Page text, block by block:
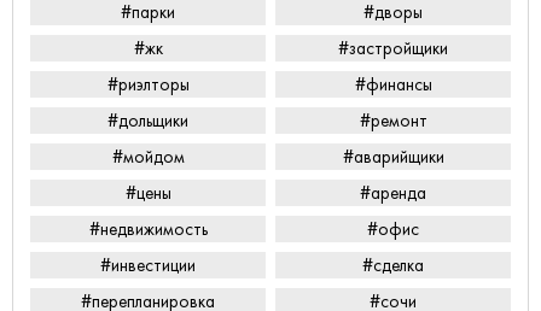
#парки
#дворы
#жк
#застройщики
#риэлторы
#финансы
#дольщики
#ремонт
#мойдом
#аварийщики
#цены
#аренда
#недвижимость
#офис
#инвестиции
#сделка
#перепланировка
#сочи